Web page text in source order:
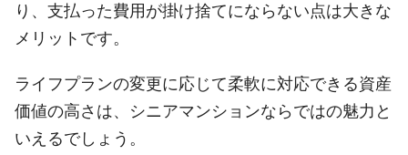
り、支払った費用が掛け捨てにならない点は大きな
メリットです。
ライフプランの変更に応じて柔軟に対応できる資産
価値の高さは、シニアマンションならではの魅力と
いえるでしょう。